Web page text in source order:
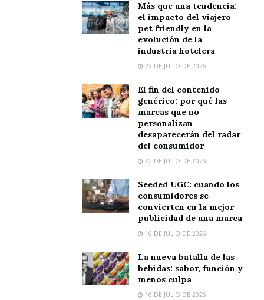
Más que una tendencia:
el impacto del viajero
pet friendly en la
evolución de la
industria hotelera
22 DE JULIO DE 2026
El fin del contenido
genérico: por qué las
marcas que no
personalizan
desaparecerán del radar
del consumidor
22 DE JULIO DE 2026
Seeded UGC: cuando los
consumidores se
convierten en la mejor
publicidad de una marca
16 DE JULIO DE 2026
La nueva batalla de las
bebidas: sabor, función y
menos culpa
16 DE JULIO DE 2026